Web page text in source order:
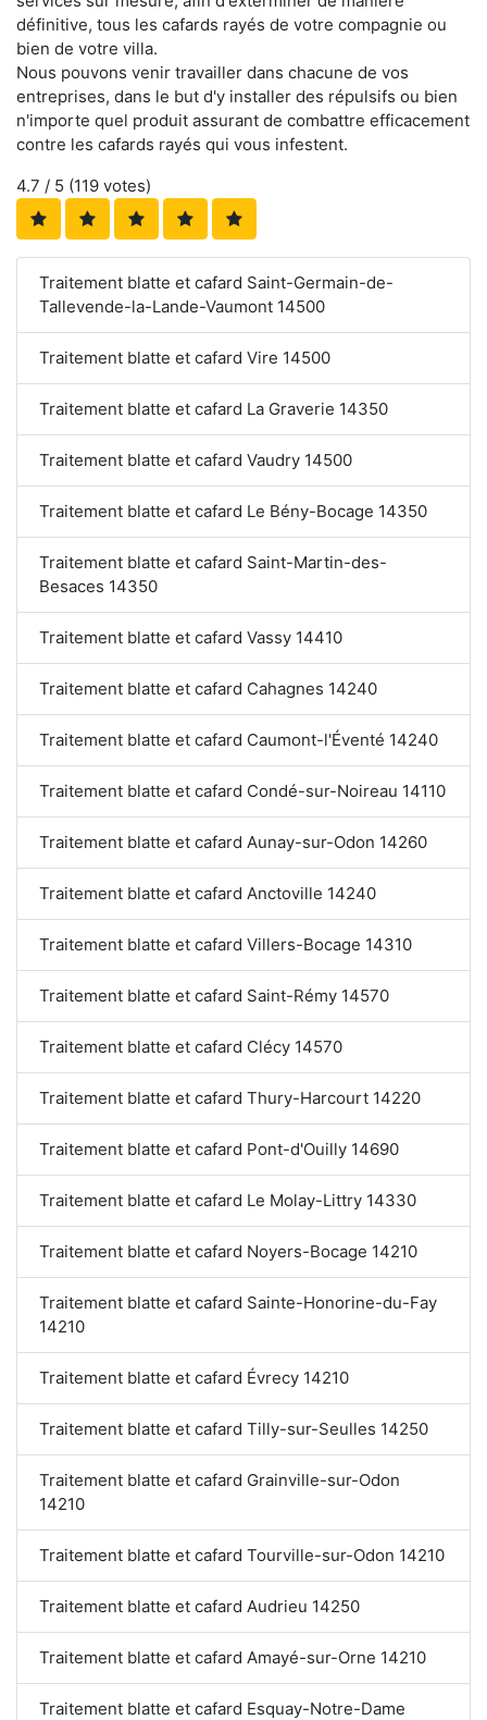
définitive, tous les cafards rayés de votre compagnie ou
bien de votre villa.
Nous pouvons venir travailler dans chacune de vos
entreprises, dans le but d'y installer des répulsifs ou bien
n'importe quel produit assurant de combattre efficacement
contre les cafards rayés qui vous infestent.
4.7 / 5 (119 votes)
Traitement blatte et cafard Saint-Germain-de-
Tallevende-la-Lande-Vaumont 14500
Traitement blatte et cafard Vire 14500
Traitement blatte et cafard La Graverie 14350
Traitement blatte et cafard Vaudry 14500
Traitement blatte et cafard Le Bény-Bocage 14350
Traitement blatte et cafard Saint-Martin-des-
Besaces 14350
Traitement blatte et cafard Vassy 14410
Traitement blatte et cafard Cahagnes 14240
Traitement blatte et cafard Caumont-l'Éventé 14240
Traitement blatte et cafard Condé-sur-Noireau 14110
Traitement blatte et cafard Aunay-sur-Odon 14260
Traitement blatte et cafard Anctoville 14240
Traitement blatte et cafard Villers-Bocage 14310
Traitement blatte et cafard Saint-Rémy 14570
Traitement blatte et cafard Clécy 14570
Traitement blatte et cafard Thury-Harcourt 14220
Traitement blatte et cafard Pont-d'Ouilly 14690
Traitement blatte et cafard Le Molay-Littry 14330
Traitement blatte et cafard Noyers-Bocage 14210
Traitement blatte et cafard Sainte-Honorine-du-Fay
14210
Traitement blatte et cafard Évrecy 14210
Traitement blatte et cafard Tilly-sur-Seulles 14250
Traitement blatte et cafard Grainville-sur-Odon
14210
Traitement blatte et cafard Tourville-sur-Odon 14210
Traitement blatte et cafard Audrieu 14250
Traitement blatte et cafard Amayé-sur-Orne 14210
Traitement blatte et cafard Esquay-Notre-Dame